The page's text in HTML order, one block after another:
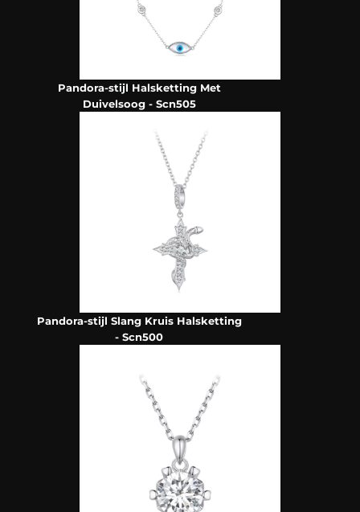
Pandora-stijl Halsketting Met
Duivelsoog - Scn505
Pandora-stijl Slang Kruis Halsketting
- Scn500